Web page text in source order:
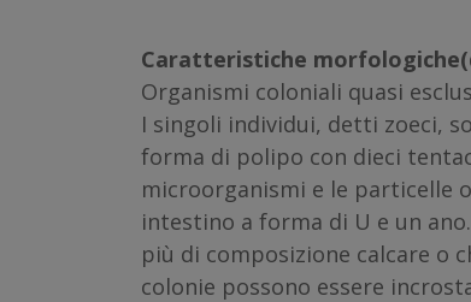
Caratteristiche
Organismi coloniali quasi
I singoli individui, detti zoeci,
forma di polipo con dieci
microorganismi e le particelle
intestino a forma di U e un
più di composizione calcare o
colonie possono essere